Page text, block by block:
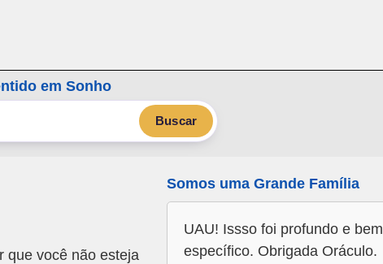
em Sonho
Buscar
que você não esteja
Somos uma Grande Família
UAU! Issso foi profundo e bem
específico. Obrigada Oráculo.